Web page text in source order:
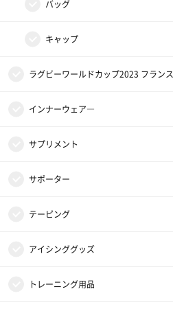
バッグ
キャップ
ラグビーワールドカップ2023 フランス
インナーウェア―
インナーシャツ
インナーパンツ・タイツ
レディスインナー
サプリメント
アミノ酸
ビタミン・ミネラル
ドリンク
補給食
サポーター
ひじ・手首・指用サポーター
大腿・ふくらはぎ用サポーター
腰用サポーター
テーピング
非伸縮テープ
伸縮テープ
アイシンググッズ
トレーニング用品